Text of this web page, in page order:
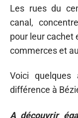
Les rues du
canal,
pour leur cachet
commerces et
Voici
différence à
A découvrir